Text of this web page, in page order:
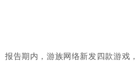
报告期内，游族网络新发四款游戏